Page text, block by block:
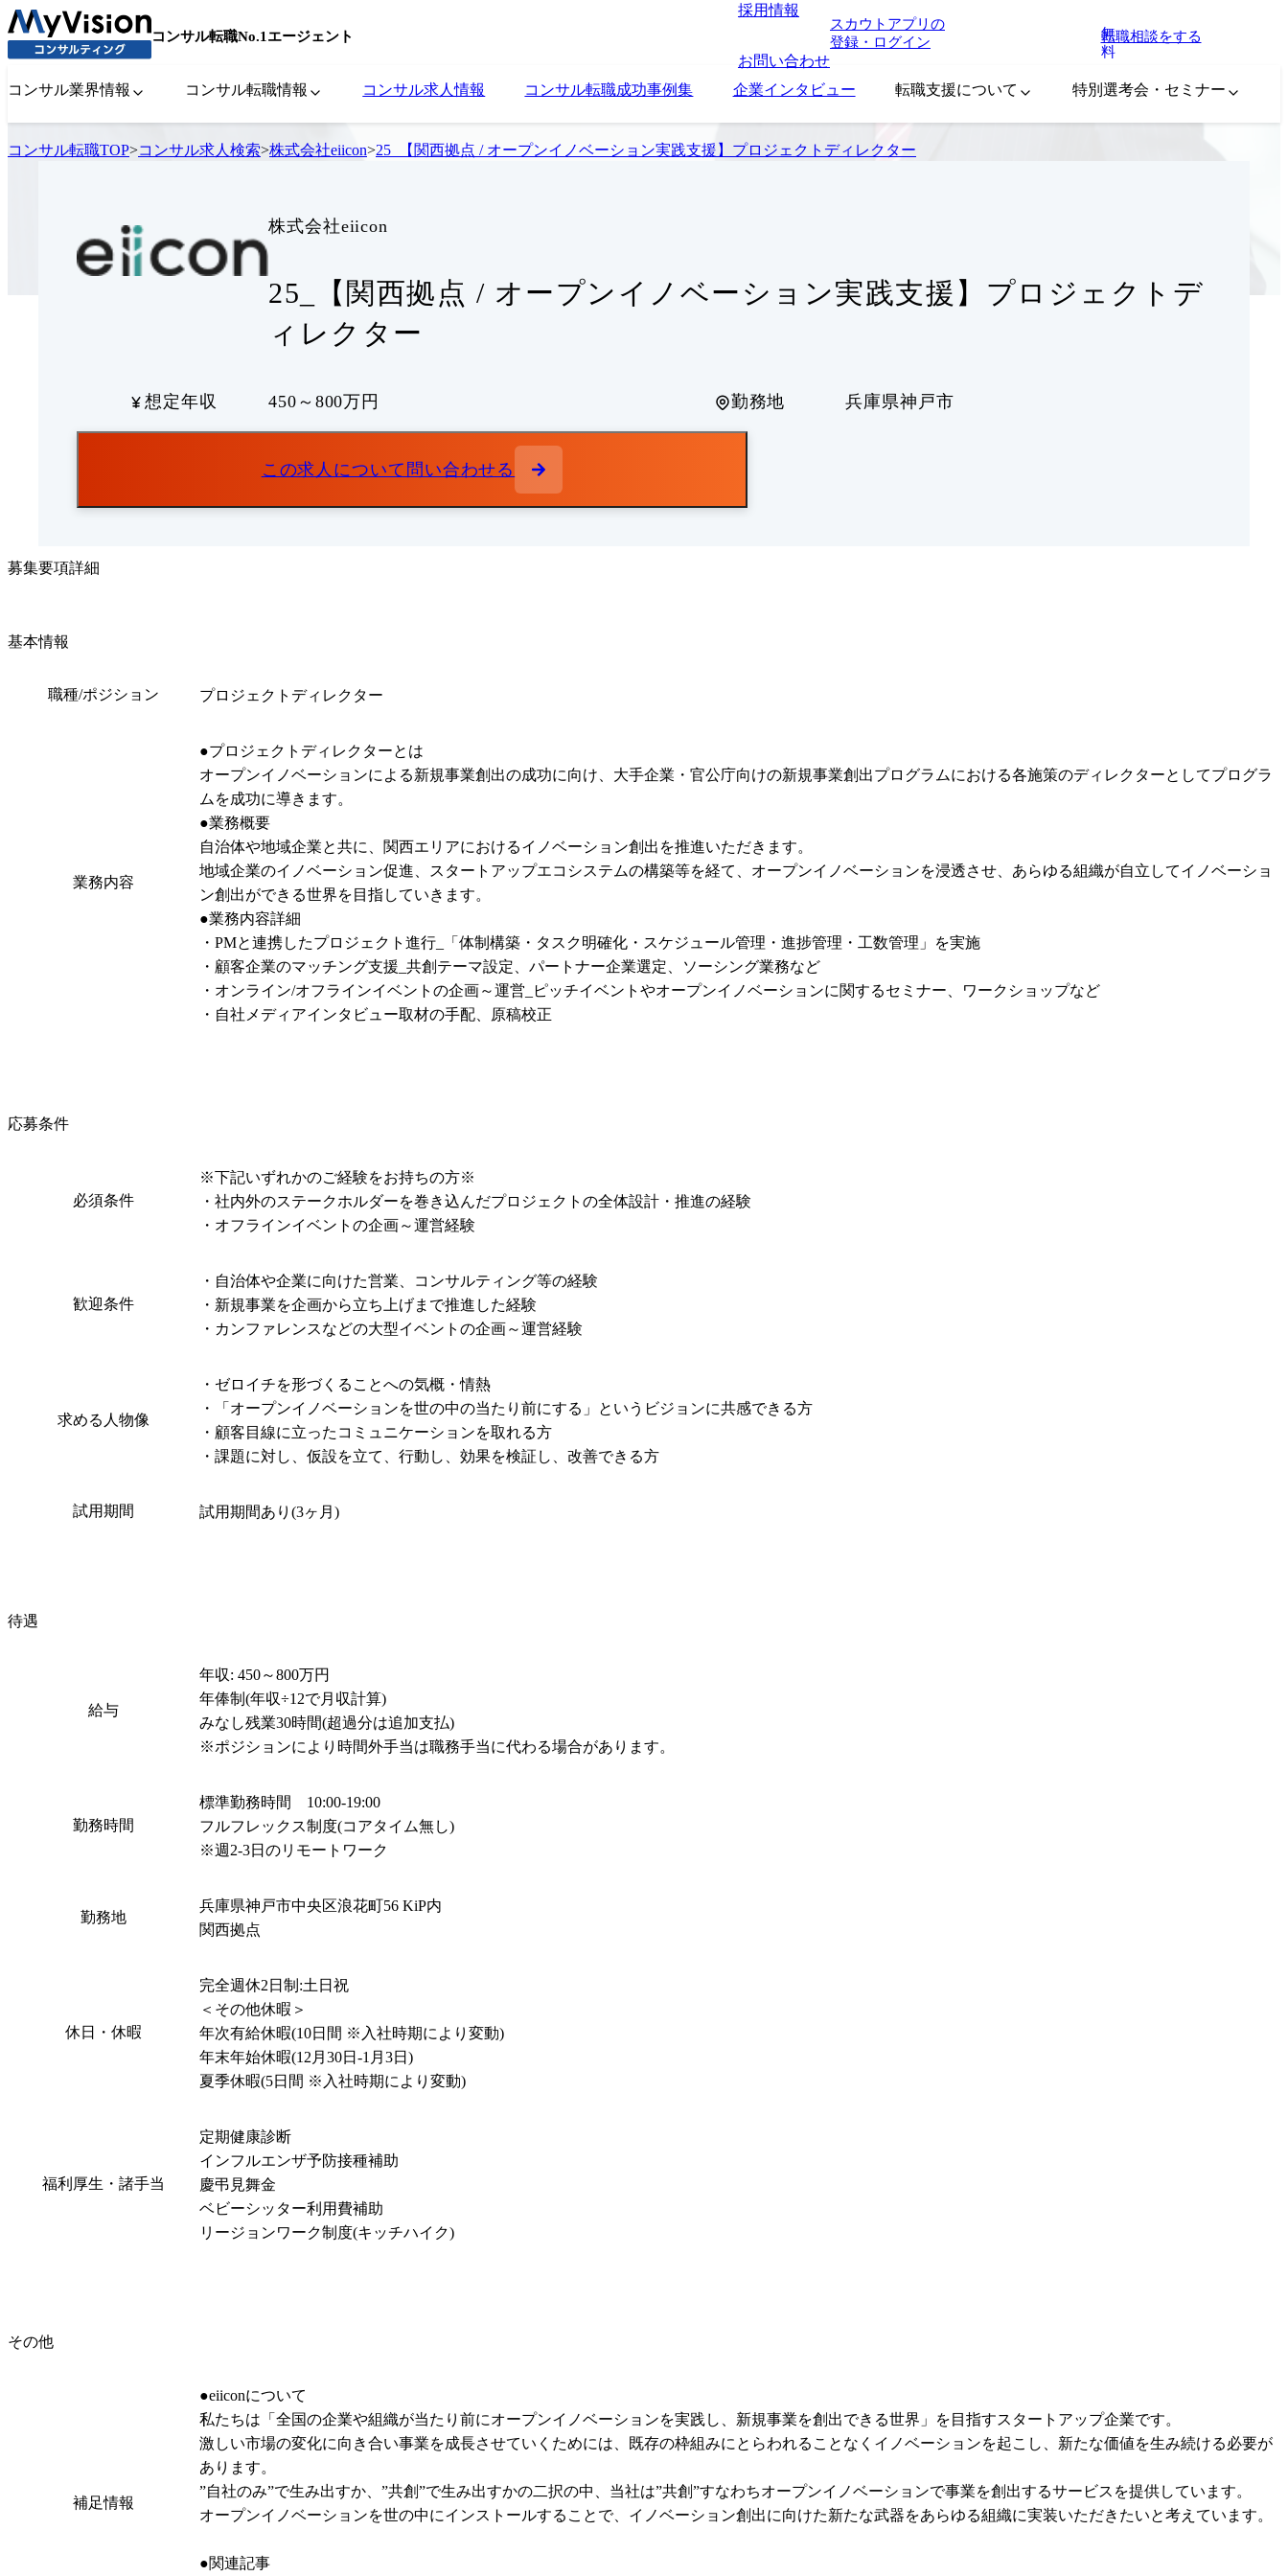
コンサル転職No.1エージェント
採用情報
お問い合わせ
スカウトアプリの
登録・ログイン
無
料
転職相談をする
コンサル業界情報 コンサル転職情報 コンサル求人情報 コンサル転職成功事例集 企業インタビュー 転職支援について 特別選考会・セミナー
コンサル転職TOP>コンサル求人検索>株式会社eiicon>25_【関西拠点 / オープンイノベーション実践支援】プロジェクトディレクター
株式会社eiicon
25_【関西拠点 / オープンイノベーション実践支援】プロジェクトデ
ィレクター
想定年収 450～800万円 勤務地 兵庫県神戸市
この求人について問い合わせる
募集要項詳細
基本情報
職種/ポジション プロジェクトディレクター
業務内容
●プロジェクトディレクターとは
オープンイノベーションによる新規事業創出の成功に向け、大手企業・官公庁向けの新規事業創出プログラムにおける各施策のディレクターとしてプログラ
ムを成功に導きます。
●業務概要
自治体や地域企業と共に、関西エリアにおけるイノベーション創出を推進いただきます。
地域企業のイノベーション促進、スタートアップエコシステムの構築等を経て、オープンイノベーションを浸透させ、あらゆる組織が自立してイノベーショ
ン創出ができる世界を目指していきます。
●業務内容詳細
・PMと連携したプロジェクト進行_「体制構築・タスク明確化・スケジュール管理・進捗管理・工数管理」を実施
・顧客企業のマッチング支援_共創テーマ設定、パートナー企業選定、ソーシング業務など
・オンライン/オフラインイベントの企画～運営_ピッチイベントやオープンイノベーションに関するセミナー、ワークショップなど
・自社メディアインタビュー取材の手配、原稿校正
応募条件
必須条件
※下記いずれかのご経験をお持ちの方※
・社内外のステークホルダーを巻き込んだプロジェクトの全体設計・推進の経験
・オフラインイベントの企画～運営経験
歓迎条件
・自治体や企業に向けた営業、コンサルティング等の経験
・新規事業を企画から立ち上げまで推進した経験
・カンファレンスなどの大型イベントの企画～運営経験
求める人物像
・ゼロイチを形づくることへの気概・情熱
・「オープンイノベーションを世の中の当たり前にする」というビジョンに共感できる方
・顧客目線に立ったコミュニケーションを取れる方
・課題に対し、仮設を立て、行動し、効果を検証し、改善できる方
試用期間 試用期間あり(3ヶ月)
待遇
給与
年収: 450～800万円
年俸制(年収÷12で月収計算)
みなし残業30時間(超過分は追加支払)
※ポジションにより時間外手当は職務手当に代わる場合があります。
勤務時間
標準勤務時間　10:00-19:00
フルフレックス制度(コアタイム無し)
※週2-3日のリモートワーク
勤務地
兵庫県神戸市中央区浪花町56 KiP内
関西拠点
休日・休暇
完全週休2日制:土日祝
＜その他休暇＞
年次有給休暇(10日間 ※入社時期により変動)
年末年始休暇(12月30日-1月3日)
夏季休暇(5日間 ※入社時期により変動)
福利厚生・諸手当
定期健康診断
インフルエンザ予防接種補助
慶弔見舞金
ベビーシッター利用費補助
リージョンワーク制度(キッチハイク)
その他
補足情報
●eiiconについて
私たちは「全国の企業や組織が当たり前にオープンイノベーションを実践し、新規事業を創出できる世界」を目指すスタートアップ企業です。
激しい市場の変化に向き合い事業を成長させていくためには、既存の枠組みにとらわれることなくイノベーションを起こし、新たな価値を生み続ける必要が
あります。
”自社のみ”で生み出すか、”共創”で生み出すかの二択の中、当社は”共創”すなわちオープンイノベーションで事業を創出するサービスを提供しています。
オープンイノベーションを世の中にインストールすることで、イノベーション創出に向けた新たな武器をあらゆる組織に実装いただきたいと考えています。
●関連記事